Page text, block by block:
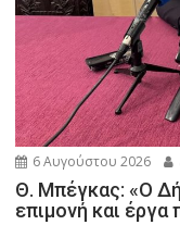
6 Αυγούστου 2026
Θ. Μπέγκας: «Ο
επιμονή και